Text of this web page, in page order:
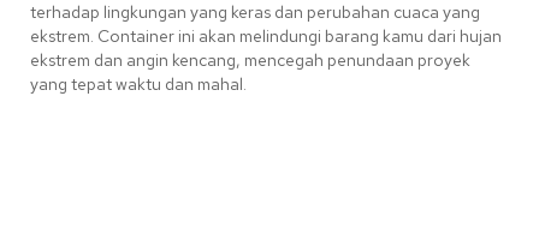
terhadap lingkungan yang keras dan perubahan cuaca yang
ekstrem. Container ini akan melindungi barang kamu dari hujan
ekstrem dan angin kencang, mencegah penundaan proyek
yang tepat waktu dan mahal.